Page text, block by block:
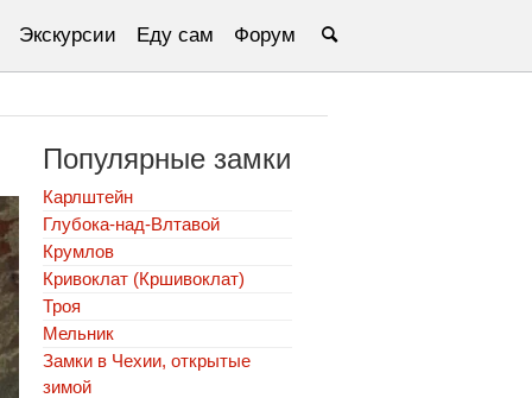
Экскурсии Еду сам Форум
Популярные замки
Карлштейн
Глубока-над-Влтавой
Крумлов
Кривоклат (Кршивоклат)
Троя
Мельник
Замки в Чехии, открытые
зимой